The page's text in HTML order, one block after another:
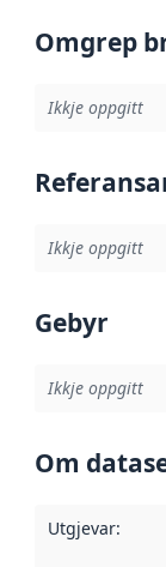
Omgrep
Ikkje oppgitt
Ikkje oppgitt
Gebyr
Ikkje oppgitt
Om
Utgjevar: